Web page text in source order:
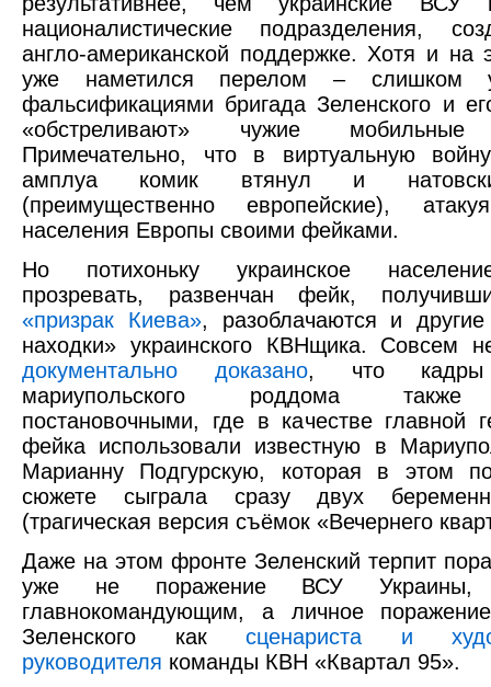
националистические подразделения,
англо-американской поддержке. Хотя и на
уже наметился перелом – слишком
фальсификациями бригада Зеленского и
«обстреливают» чужие мобильные
Примечательно, что в виртуальную
амплуа комик втянул и
(преимущественно европейские),
населения Европы своими фейками.
Но потихоньку украинское
прозревать, развенчан фейк,
«призрак Киева», разоблачаются и другие
находки» украинского КВНщика. Совсем
документально доказано, что кадры
мариупольского роддома также
постановочными, где в качестве главной
фейка использовали известную в
Марианну Подгурскую, которая в этом
сюжете сыграла сразу двух
(трагическая версия съёмок «Вечернего
Даже на этом фронте Зеленский терпит
уже не поражение ВСУ Украины,
главнокомандующим, а личное
Зеленского как сценариста и
руководителя команды КВН «Квартал 95».